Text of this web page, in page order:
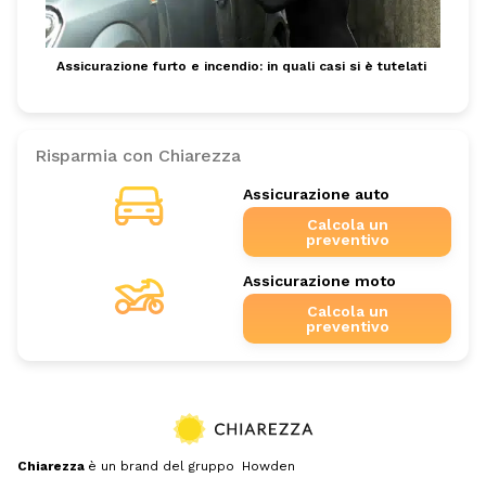
Assicurazione furto e incendio: in quali casi si è tutelati
Risparmia con Chiarezza
Assicurazione auto
Calcola un
preventivo
Assicurazione moto
Calcola un
preventivo
Chiarezza è un brand del gruppo Howden